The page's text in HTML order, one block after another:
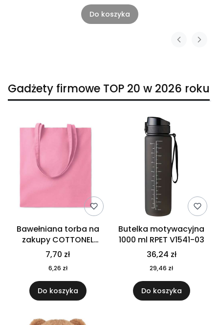
Do koszyka
Gadżety firmowe TOP 20 w 2026 roku
Bawełniana torba na
zakupy COTTONEL
COLOUR++ MO9846-11
7,70 zł
6,26 zł
Do koszyka
Butelka motywacyjna
1000 ml RPET V1541-03
36,24 zł
29,46 zł
Do koszyka